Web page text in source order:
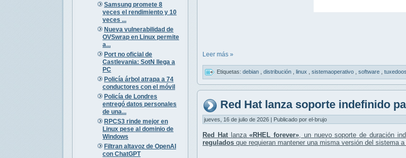
Samsung promete 8
veces el rendimiento y 10
veces ...
Nueva vulnerabilidad de
OVSwrap en Linux permite
a...
Port no oficial de
Castlevania: SotN llega a
PC
Policía árbol atrapa a 74
conductores con el móvil
Policía de Londres
entregó datos personales
de una...
RPCS3 rinde mejor en
Linux pese al dominio de
Windows
Filtran altavoz de OpenAI
con ChatGPT
Leer más »
Etiquetas: debian distribución linux sistemaoperativo software tuxedoos
Red Hat lanza soporte indefinido
jueves, 16 de julio de 2026 | Publicado por el-brujo
Red Hatlanza«RHEL forever», un nuevosoporte de duración
regulados que requieran mantener una misma versión del sistema